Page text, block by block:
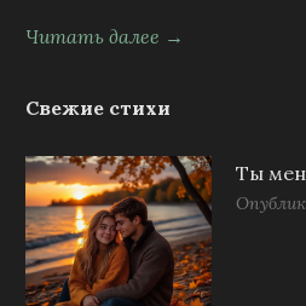
Читать далее →
Свежие стихи
Ты